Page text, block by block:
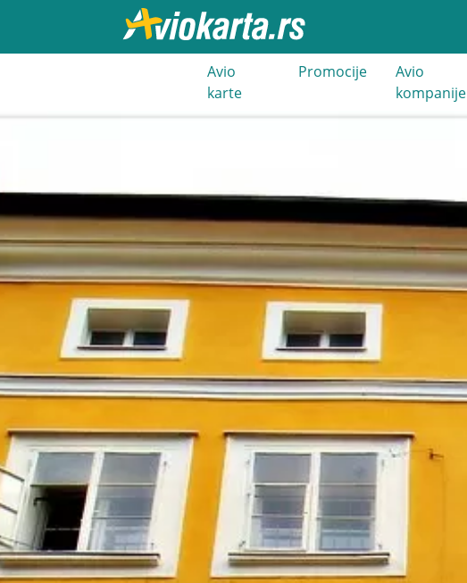
Avio
karte
Promocije
Avio
kompanije